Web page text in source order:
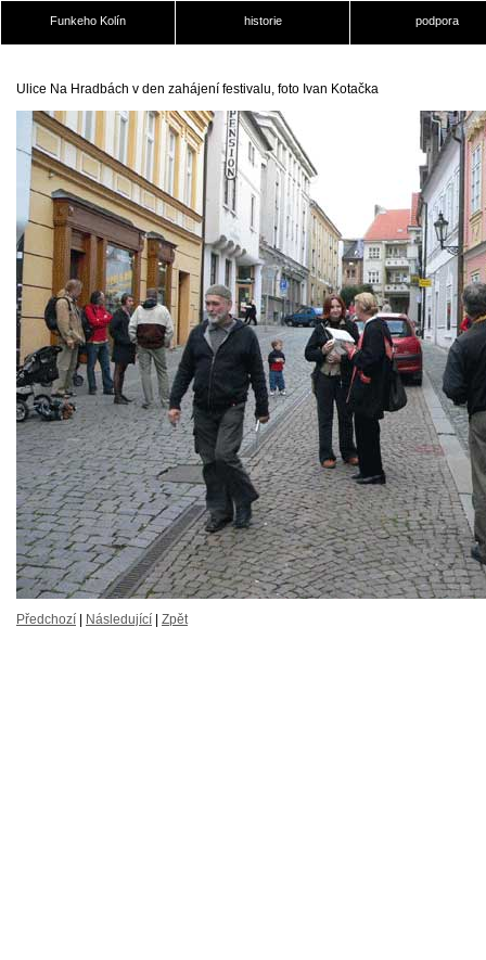
Funkeho Kolín historie podpora
Ulice Na Hradbách v den zahájení festivalu, foto Ivan Kotačka
Předchozí Následující Zpět